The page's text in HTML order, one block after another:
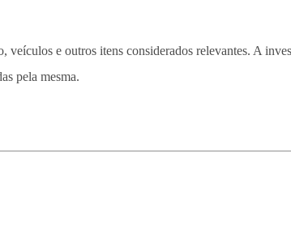
e outros itens considerados relevantes. A
pela mesma.